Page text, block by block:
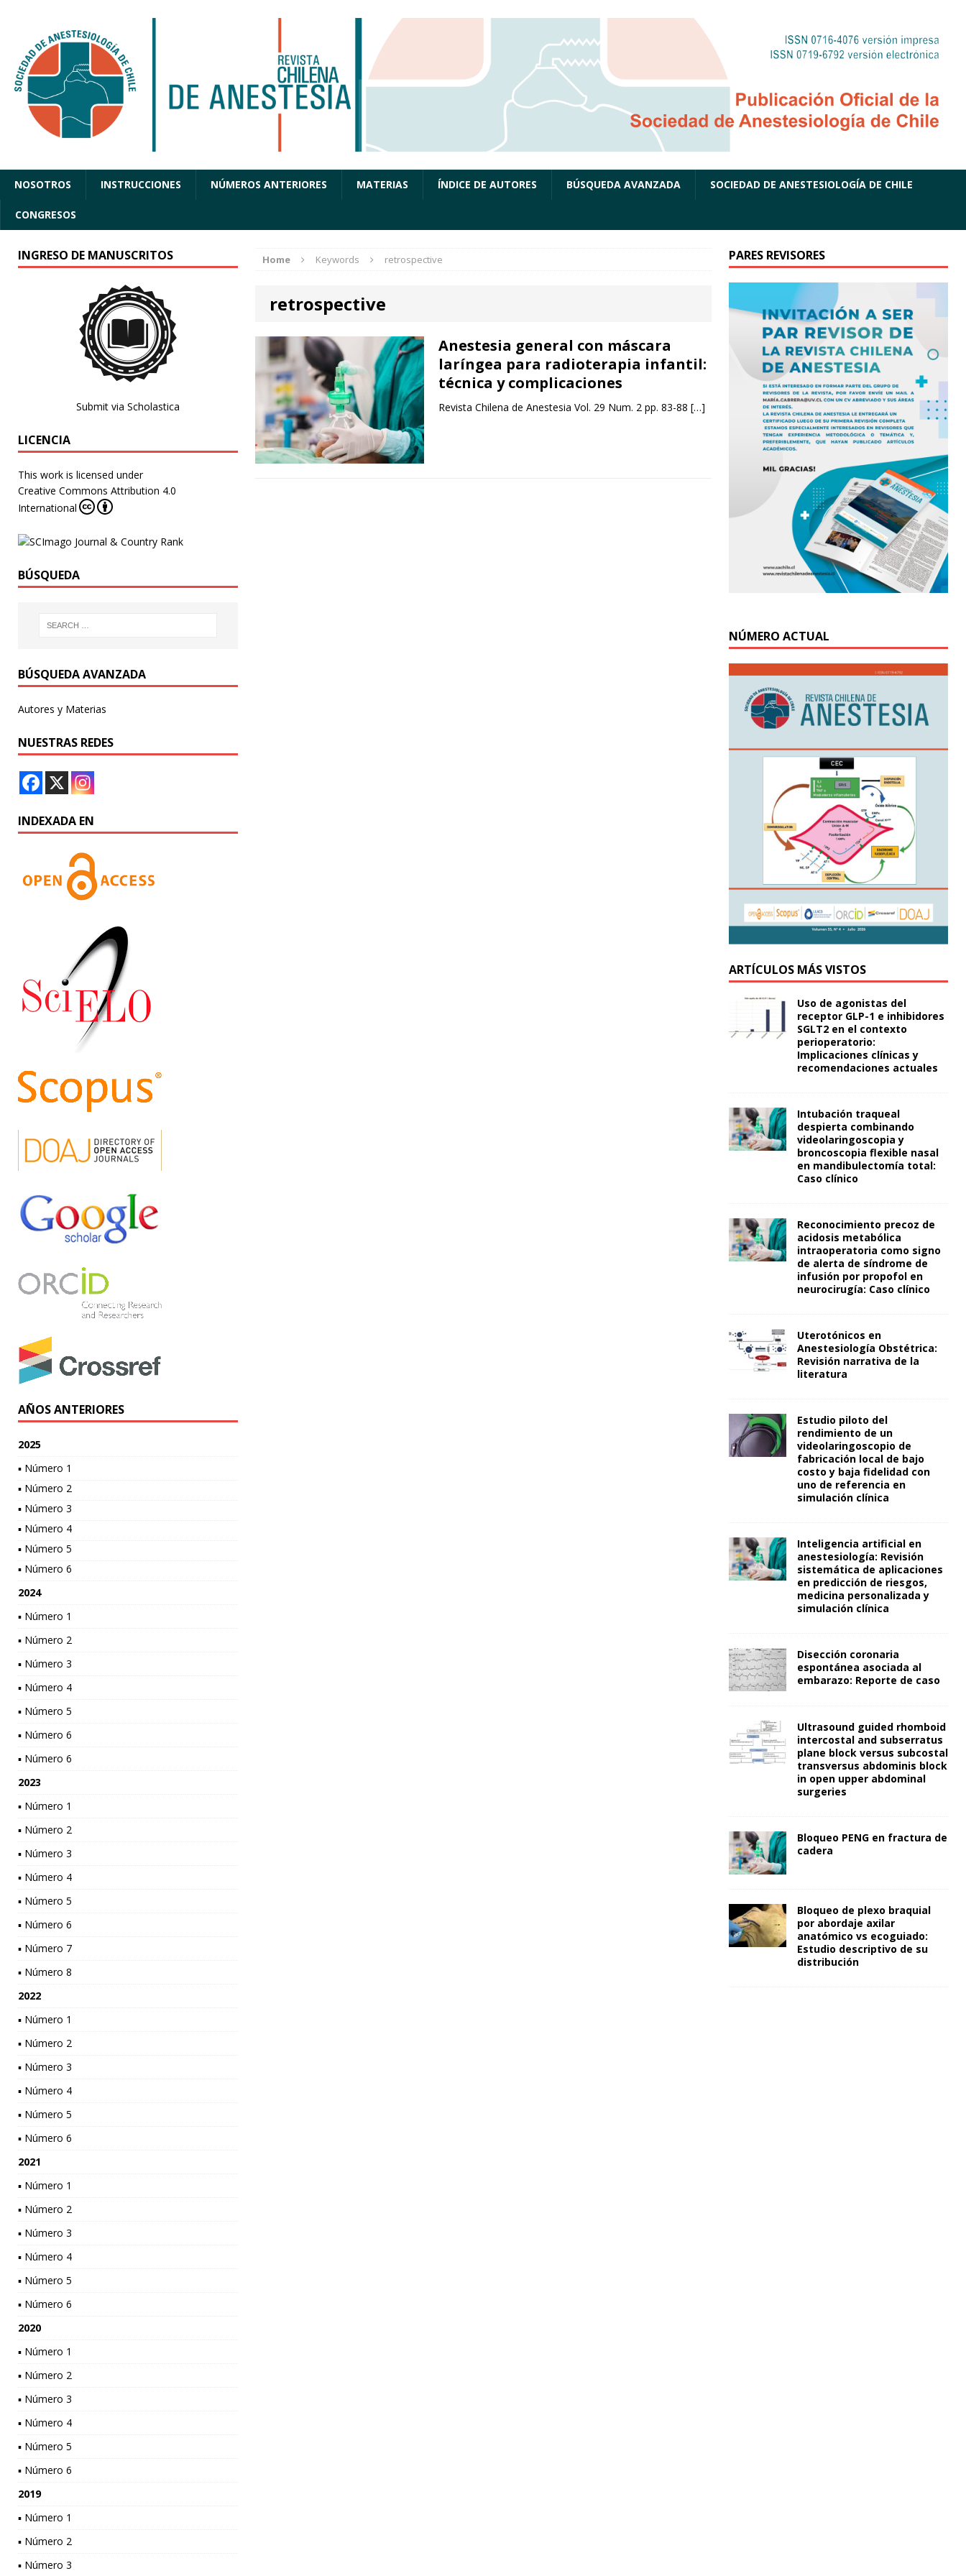
NOSOTROS INSTRUCCIONES NÚMEROS ANTERIORES MATERIAS ÍNDICE DE AUTORES BÚSQUEDA AVANZADA SOCIEDAD DE ANESTESIOLOGÍA DE CHILE
CONGRESOS
Home Keywords retrospective
retrospective
Anestesia general con máscara
laríngea para radioterapia infantil:
técnica y complicaciones
Revista Chilena de Anestesia Vol. 29 Num. 2 pp. 83-88 […]
INGRESO DE MANUSCRITOS
Submit via Scholastica
LICENCIA
This work is licensed under
Creative Commons Attribution 4.0
International
BÚSQUEDA
BÚSQUEDA AVANZADA
Autores y Materias
NUESTRAS REDES
INDEXADA EN
AÑOS ANTERIORES
2025
▪ Número 1
▪ Número 2
▪ Número 3
▪ Número 4
▪ Número 5
▪ Número 6
2024
▪ Número 1
▪ Número 2
▪ Número 3
▪ Número 4
▪ Número 5
▪ Número 6
▪ Número 6
2023
▪ Número 1
▪ Número 2
▪ Número 3
▪ Número 4
▪ Número 5
▪ Número 6
▪ Número 7
▪ Número 8
2022
▪ Número 1
▪ Número 2
▪ Número 3
▪ Número 4
▪ Número 5
▪ Número 6
2021
▪ Número 1
▪ Número 2
▪ Número 3
▪ Número 4
▪ Número 5
▪ Número 6
2020
▪ Número 1
▪ Número 2
▪ Número 3
▪ Número 4
▪ Número 5
▪ Número 6
2019
▪ Número 1
▪ Número 2
▪ Número 3
PARES REVISORES
NÚMERO ACTUAL
ARTÍCULOS MÁS VISTOS
Uso de agonistas del
receptor GLP-1 e inhibidores
SGLT2 en el contexto
perioperatorio:
Implicaciones clínicas y
recomendaciones actuales
Intubación traqueal
despierta combinando
videolaringoscopia y
broncoscopia flexible nasal
en mandibulectomía total:
Caso clínico
Reconocimiento precoz de
acidosis metabólica
intraoperatoria como signo
de alerta de síndrome de
infusión por propofol en
neurocirugía: Caso clínico
Uterotónicos en
Anestesiología Obstétrica:
Revisión narrativa de la
literatura
Estudio piloto del
rendimiento de un
videolaringoscopio de
fabricación local de bajo
costo y baja fidelidad con
uno de referencia en
simulación clínica
Inteligencia artificial en
anestesiología: Revisión
sistemática de aplicaciones
en predicción de riesgos,
medicina personalizada y
simulación clínica
Disección coronaria
espontánea asociada al
embarazo: Reporte de caso
Ultrasound guided rhomboid
intercostal and subserratus
plane block versus subcostal
transversus abdominis block
in open upper abdominal
surgeries
Bloqueo PENG en fractura de
cadera
Bloqueo de plexo braquial
por abordaje axilar
anatómico vs ecoguiado:
Estudio descriptivo de su
distribución